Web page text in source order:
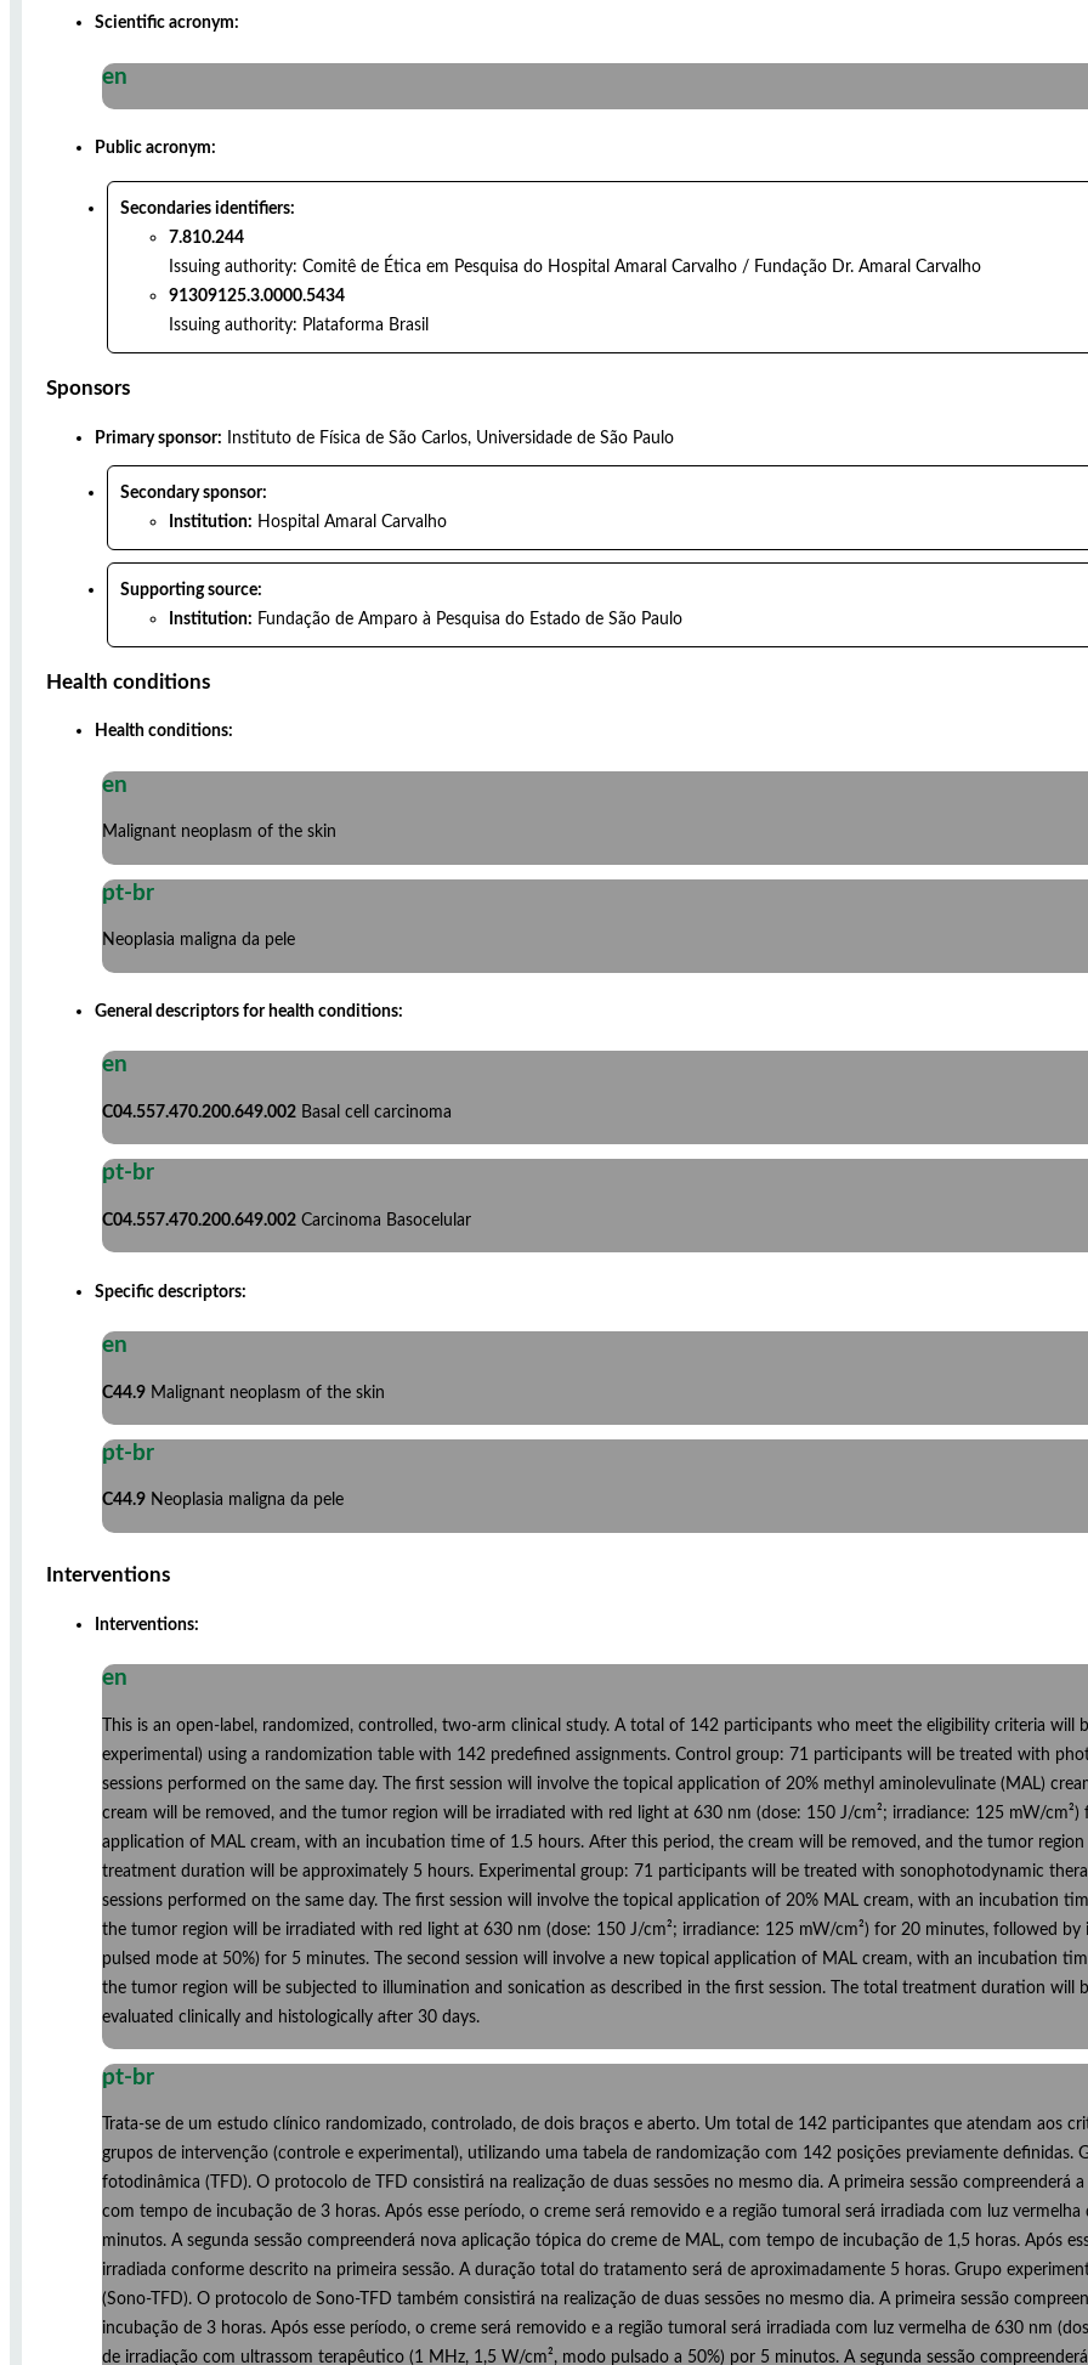
Scientific acronym:
en
Public acronym:
Secondaries identifiers:
7.810.244
Issuing authority: Comitê de Ética em Pesquisa do Hospital Amaral Carvalho / Fundação Dr. Amaral Carvalho
91309125.3.0000.5434
Issuing authority: Plataforma Brasil
Sponsors
Primary sponsor: Instituto de Física de São Carlos, Universidade de São Paulo
Secondary sponsor:
Institution: Hospital Amaral Carvalho
Supporting source:
Institution: Fundação de Amparo à Pesquisa do Estado de São Paulo
Health conditions
Health conditions:
en
Malignant neoplasm of the skin
pt-br
Neoplasia maligna da pele
General descriptors for health conditions:
en
C04.557.470.200.649.002 Basal cell carcinoma
pt-br
C04.557.470.200.649.002 Carcinoma Basocelular
Specific descriptors:
en
C44.9 Malignant neoplasm of the skin
pt-br
C44.9 Neoplasia maligna da pele
Interventions
Interventions:
en
This is an open-label, randomized, controlled, two-arm clinical study. A total of 142 participants who meet the eligibility criteria
experimental) using a randomization table with 142 predefined assignments. Control group: 71 participants will be treated with
sessions performed on the same day. The first session will involve the topical application of 20% methyl aminolevulinate (MAL)
cream will be removed, and the tumor region will be irradiated with red light at 630 nm (dose: 150 J/cm²; irradiance: 125 mW/cm²)
application of MAL cream, with an incubation time of 1.5 hours. After this period, the cream will be removed, and the tumor region
treatment duration will be approximately 5 hours. Experimental group: 71 participants will be treated with sonophotodynamic
sessions performed on the same day. The first session will involve the topical application of 20% MAL cream, with an incubation
the tumor region will be irradiated with red light at 630 nm (dose: 150 J/cm²; irradiance: 125 mW/cm²) for 20 minutes, followed
pulsed mode at 50%) for 5 minutes. The second session will involve a new topical application of MAL cream, with an incubation
the tumor region will be subjected to illumination and sonication as described in the first session. The total treatment duration will
evaluated clinically and histologically after 30 days.
pt-br
Trata-se de um estudo clínico randomizado, controlado, de dois braços e aberto. Um total de 142 participantes que atendam aos
grupos de intervenção (controle e experimental), utilizando uma tabela de randomização com 142 posições previamente
fotodinâmica (TFD). O protocolo de TFD consistirá na realização de duas sessões no mesmo dia. A primeira sessão
com tempo de incubação de 3 horas. Após esse período, o creme será removido e a região tumoral será irradiada com luz
minutos. A segunda sessão compreenderá nova aplicação tópica do creme de MAL, com tempo de incubação de 1,5 horas. Após
irradiada conforme descrito na primeira sessão. A duração total do tratamento será de aproximadamente 5 horas. Grupo
(Sono-TFD). O protocolo de Sono-TFD também consistirá na realização de duas sessões no mesmo dia. A primeira sessão
incubação de 3 horas. Após esse período, o creme será removido e a região tumoral será irradiada com luz vermelha de 630 nm
de irradiação com ultrassom terapêutico (1 MHz, 1,5 W/cm², modo pulsado a 50%) por 5 minutos. A segunda sessão